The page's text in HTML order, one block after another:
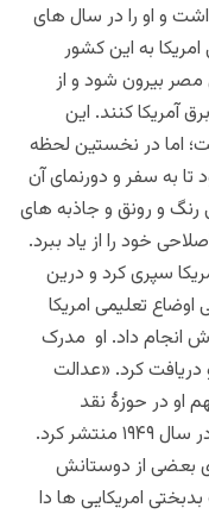
و او را در سال های
امریکا به این کشور
بیرون شود و از
آمریکا کنند. این
اما در نخستین لحظه
تا به سفر و دورنمای آن
رنگ و رونق و جاذبه های
خود را از یاد ببرد.
سپری کرد و درین
تعلیمی امریکا
انجام داد. او مدرک
دریافت کرد. «عدالت
او در حوزهٔ نقد
اجتماعی مذهبی است، در خارج از کشور در سال ۱۹۴۹ منتشر کرد.
بعضی از دوستانش
امریکایی ها دا